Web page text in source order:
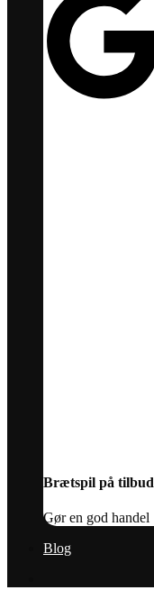
Brætspil på tilbud
Gør en god handel
Blog